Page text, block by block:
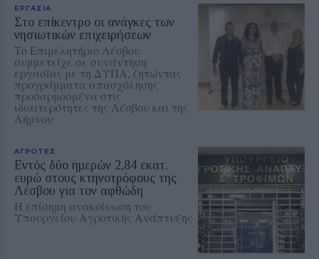
ΕΡΓΑΣΙΑ
Στο επίκεντρο οι ανάγκες των
νησιωτικών επιχειρήσεων
Το Επιμελητήριο Λέσβου
συμμετείχε σε συνάντηση
εργασίας με τη ΔΥΠΑ, ζητώντας
προγράμματα απασχόλησης
προσαρμοσμένα στις
ιδιαιτερότητες της Λέσβου και της
Λήμνου
ΑΓΡΟΤΕΣ
Εντός δύο ημερών 2,84 εκατ.
ευρώ στους κτηνοτρόφους της
Λέσβου για τον αφθώδη
Η επίσημη ανακοίνωση του
Υπουργείου Αγροτικής Ανάπτυξης